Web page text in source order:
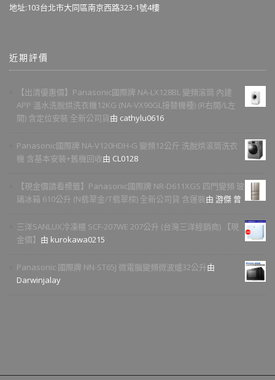
地址:103台北市大同區南京西路323-1號4樓
近期評價
【出清優惠價】Panasonic國際牌 NA-LX128BL 變頻滾筒 內建
APP 溫水洗脫烘洗衣機12KG (NA-VX90GL接替機種) (R右開/L左
開) 含定位安裝 全新公司貨由 cathylu0616
Panasonic國際牌 NA-V120HDH-G 變頻12公斤 洗脫烘滾筒洗衣
機 含基本安裝+舊機回收由 CL0128
【現金價請看標籤】Panasonic國際牌 NR-D611XGS 四門變頻 玻
璃冰箱 610公升 (N翡翠金/T翡翠棕) 全新公司貨 含運裝由 游傑 曾
三洋SANLUX冷凍櫃 SCF-207WE 207公升 (台灣三洋經銷商) 【現
金價】 由 kurokawa0215
Panasonic 國際牌 NN-ST65J 微電腦變頻微波爐32公升由
Darwinjalay